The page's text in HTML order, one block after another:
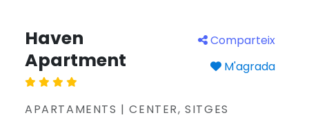
Haven
Apartment
Comparteix
M'agrada
APARTAMENTS | CENTER, SITGES